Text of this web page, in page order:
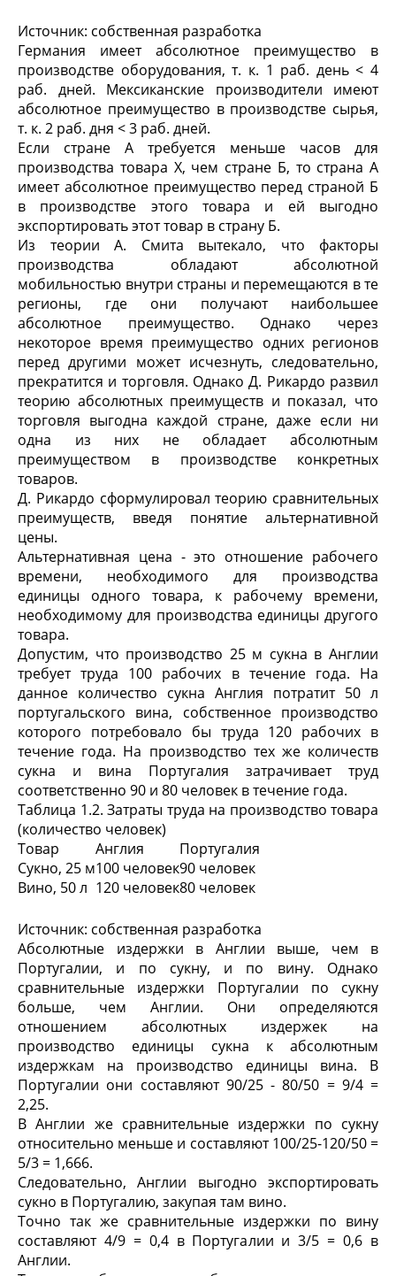
Источник: собственная разработка
Германия имеет абсолютное преимущество в
производстве оборудования, т. к. 1 раб. день < 4
раб. дней. Мексиканские производители имеют
абсолютное преимущество в производстве сырья,
т. к. 2 раб. дня < 3 раб. дней.
Если стране А требуется меньше часов для
производства товара X, чем стране Б, то страна А
имеет абсолютное преимущество перед страной Б
в производстве этого товара и ей выгодно
экспортировать этот товар в страну Б.
Из теории А. Смита вытекало, что факторы
производства обладают абсолютной
мобильностью внутри страны и перемещаются в те
регионы, где они получают наибольшее
абсолютное преимущество. Однако через
некоторое время преимущество одних регионов
перед другими может исчезнуть, следовательно,
прекратится и торговля. Однако Д. Рикардо развил
теорию абсолютных преимуществ и показал, что
торговля выгодна каждой стране, даже если ни
одна из них не обладает абсолютным
преимуществом в производстве конкретных
товаров.
Д. Рикардо сформулировал теорию сравнительных
преимуществ, введя понятие альтернативной
цены.
Альтернативная цена - это отношение рабочего
времени, необходимого для производства
единицы одного товара, к рабочему времени,
необходимому для производства единицы другого
товара.
Допустим, что производство 25 м сукна в Англии
требует труда 100 рабочих в течение года. На
данное количество сукна Англия потратит 50 л
португальского вина, собственное производство
которого потребовало бы труда 120 рабочих в
течение года. На производство тех же количеств
сукна и вина Португалия затрачивает труд
соответственно 90 и 80 человек в течение года.
Таблица 1.2. Затраты труда на производство товара
(количество человек)
Товар
Англия
Португалия
Сукно, 25 м100 человек90 человек
Вино, 50 л 120 человек80 человек
Источник: собственная разработка
Абсолютные издержки в Англии выше, чем в
Португалии, и по сукну, и по вину. Однако
сравнительные издержки Португалии по сукну
больше, чем Англии. Они определяются
отношением абсолютных издержек на
производство единицы сукна к абсолютным
издержкам на производство единицы вина. В
Португалии они составляют 90/25 - 80/50 = 9/4 =
2,25.
В Англии же сравнительные издержки по сукну
относительно меньше и составляют 100/25-120/50 =
5/3 = 1,666.
Следовательно, Англии выгодно экспортировать
сукно в Португалию, закупая там вино.
Точно так же сравнительные издержки по вину
составляют 4/9 = 0,4 в Португалии и 3/5 = 0,6 в
Англии.